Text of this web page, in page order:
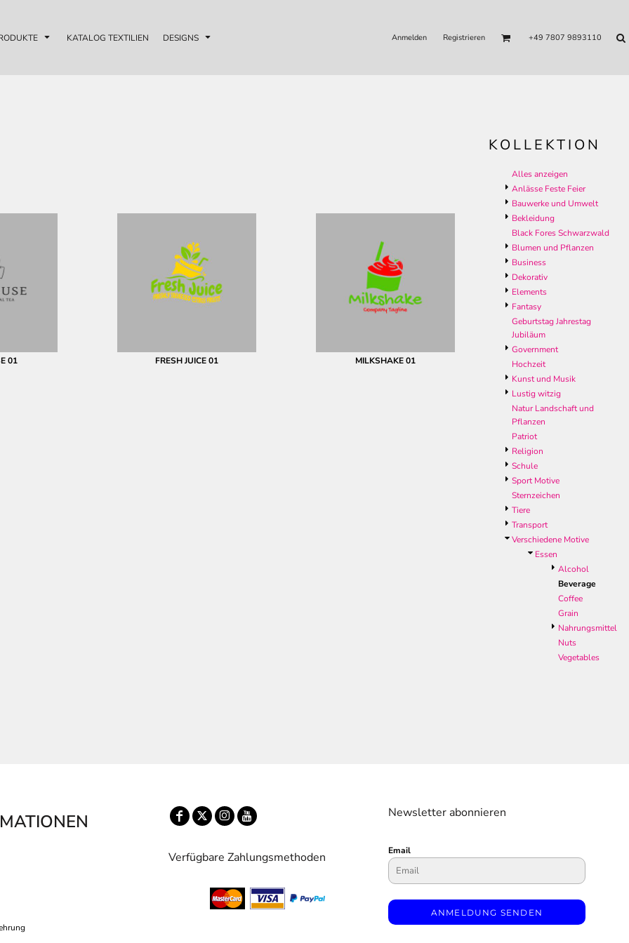
KATALOG TEXTILIEN DESIGNS Anmelden Registrieren +49 7807 9893110
01 FRESH JUICE 01 MILKSHAKE 01
KOLLEKTION
Alles anzeigen
Anlässe Feste Feier
Bauwerke und Umwelt
Bekleidung
Black Fores Schwarzwald
Blumen und Pflanzen
Business
Dekorativ
Elements
Fantasy
Geburtstag Jahrestag
Jubiläum
Government
Hochzeit
Kunst und Musik
Lustig witzig
Natur Landschaft und
Pflanzen
Patriot
Religion
Schule
Sport Motive
Sternzeichen
Tiere
Transport
Verschiedene Motive
Essen
Alcohol
Beverage
Coffee
Grain
Nahrungsmittel
Nuts
Vegetables
Verfügbare Zahlungsmethoden
Newsletter abonnieren
Email
ANMELDUNG SENDEN